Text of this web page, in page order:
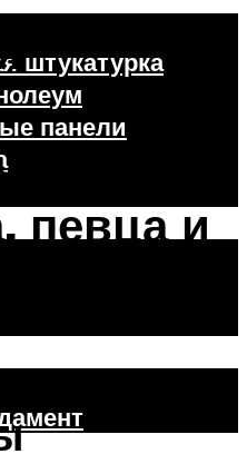
штукатурка
панели
певца и